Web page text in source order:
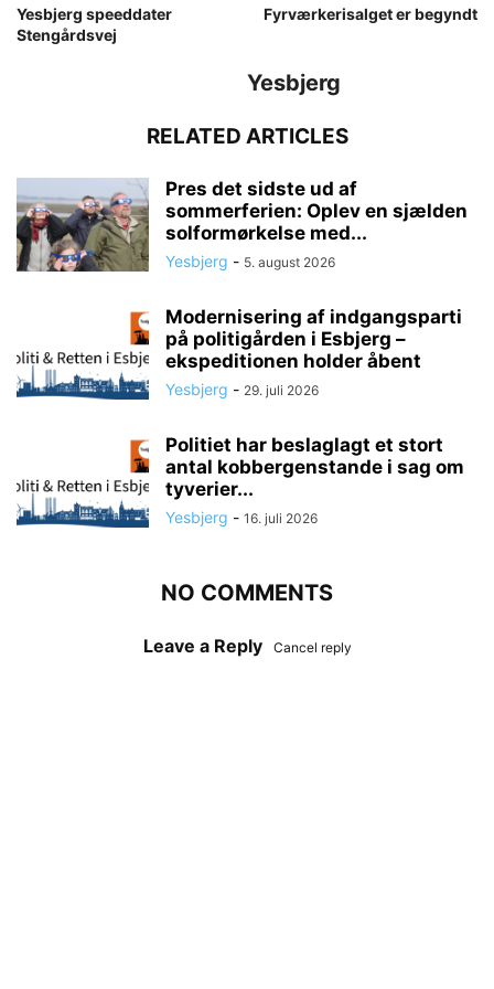
Yesbjerg speeddater
Stengårdsvej
Fyrværkerisalget er begyndt
Yesbjerg
RELATED ARTICLES
Pres det sidste ud af
sommerferien: Oplev en sjælden
solformørkelse med...
Yesbjerg - 5. august 2026
Modernisering af indgangsparti
på politigården i Esbjerg –
ekspeditionen holder åbent
Yesbjerg - 29. juli 2026
Politiet har beslaglagt et stort
antal kobbergenstande i sag om
tyverier...
Yesbjerg - 16. juli 2026
NO COMMENTS
Leave a Reply Cancel reply